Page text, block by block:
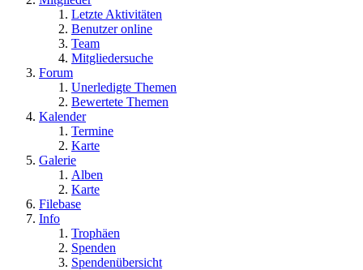
Letzte Aktivitäten
Benutzer online
Team
Mitgliedersuche
Forum
Unerledigte Themen
Bewertete Themen
Kalender
Termine
Karte
Galerie
Alben
Karte
Filebase
Info
Trophäen
Spenden
Spendenübersicht